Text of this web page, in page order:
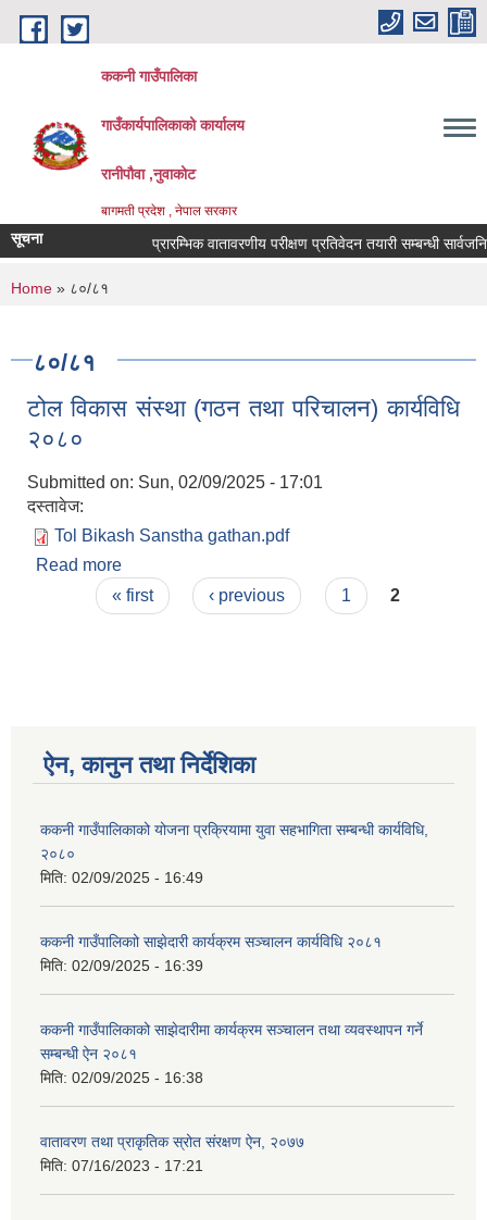
Skip to main content
ककनी गाउँपालिका
गाउँकार्यपालिकाको कार्यालय
रानीपौवा ,नुवाकोट
बागमती प्रदेश , नेपाल सरकार
सूचना प्रारम्भिक वातावरणीय परीक्षण प्रतिवेदन तयारी सम्बन्धी सार्वजनिक
You are here
Home » ८०/८१
८०/८१
टोल विकास संस्था (गठन तथा परिचालन) कार्यविधि
२०८०
Submitted on: Sun, 02/09/2025 - 17:01
दस्तावेज:
Tol Bikash Sanstha gathan.pdf
Read more
२०८०
Pages« first ‹ previous 1 2
ऐन, कानुन तथा निर्देशिका
ककनी गाउँपालिकाको योजना प्रक्रियामा युवा सहभागिता सम्बन्धी कार्यविधि,
२०८०
मिति: 02/09/2025 - 16:49
ककनी गाउँपालिकाो साझेदारी कार्यक्रम सञ्चालन कार्यविधि २०८१
मिति: 02/09/2025 - 16:39
ककनी गाउँपालिकाको साझेदारीमा कार्यक्रम सञ्चालन तथा व्यवस्थापन गर्ने
सम्बन्धी ऐन २०८१
मिति: 02/09/2025 - 16:38
वातावरण तथा प्राकृतिक स्रोत संरक्षण ऐन, २०७७
मिति: 07/16/2023 - 17:21